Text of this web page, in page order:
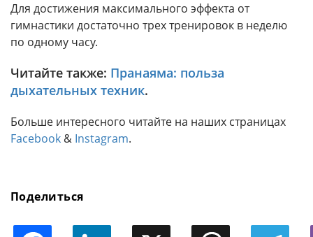
Для достижения максимального эффекта от
гимнастики достаточно трех тренировок в неделю
по одному часу.
Читайте также: Пранаяма: польза
дыхательных техник.
Больше интересного читайте на наших страницах
Facebook & Instagram.
Поделиться